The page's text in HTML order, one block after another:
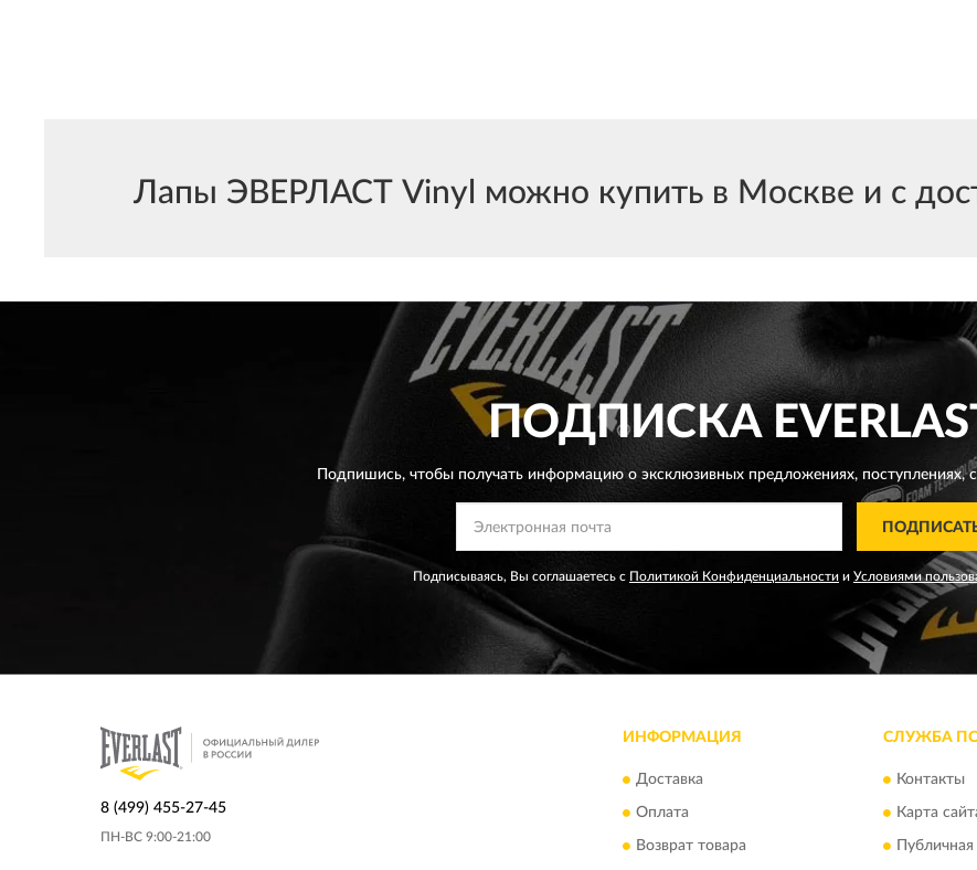
Лапы ЭВЕРЛАСТ Vinyl можно купить в Москве и с
ПОДПИСКА
Подпишись, чтобы получать информацию о эксклюзивных предложениях,поступлениях,
Подписываясь, Вы соглашаетесь с Политикой Конфиденциальности и Условиями
8 (499) 455-27-45
ПН-ВС 9:00-21:00
ИНФОРМАЦИЯ
Доставка
Оплата
Возврат товара
СЛУЖБА
Контакты
Карта